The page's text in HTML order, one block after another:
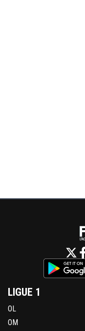
LIGUE 1
OL
OM